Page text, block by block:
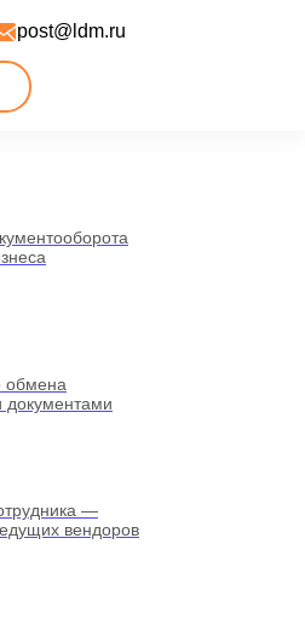
post@ldm.ru
—
вендоров
обмена
документами